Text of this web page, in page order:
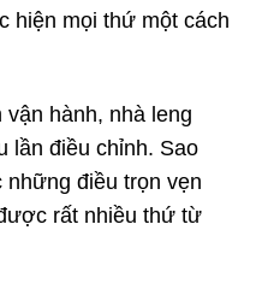
hiện mọi thứ một cách
hành, nhà leng
lần điều chỉnh. Sao
điều trọn vẹn
rất nhiều thứ từ